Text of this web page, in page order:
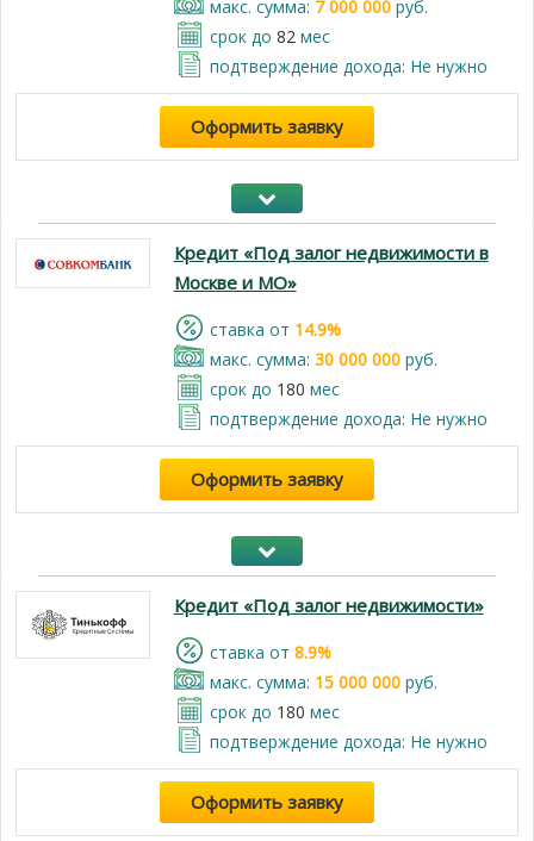
макс. сумма: 7 000 000руб.
срок до 82 мес
подтверждение дохода: Не нужно
Оформить заявку
Кредит «Под залог недвижимости в
Москве и МО»
cтавка от 14.9%
макс. сумма: 30 000 000руб.
срок до 180 мес
подтверждение дохода: Не нужно
Оформить заявку
Кредит «Под залог недвижимости»
cтавка от 8.9%
макс. сумма: 15 000 000руб.
срок до 180 мес
подтверждение дохода: Не нужно
Оформить заявку